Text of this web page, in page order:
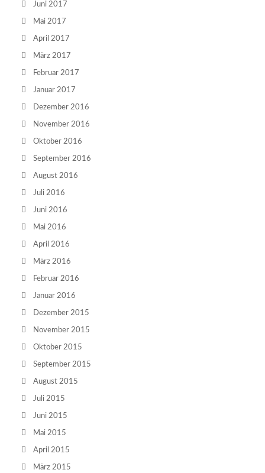
Juni 2017
Mai 2017
April 2017
März 2017
Februar 2017
Januar 2017
Dezember 2016
November 2016
Oktober 2016
September 2016
August 2016
Juli 2016
Juni 2016
Mai 2016
April 2016
März 2016
Februar 2016
Januar 2016
Dezember 2015
November 2015
Oktober 2015
September 2015
August 2015
Juli 2015
Juni 2015
Mai 2015
April 2015
März 2015